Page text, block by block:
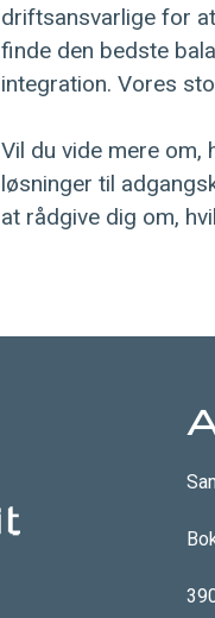
driftsansvarlige for
finde den bedste
integration. Vores
Vil du vide mere
løsninger til
at rådgive dig om,